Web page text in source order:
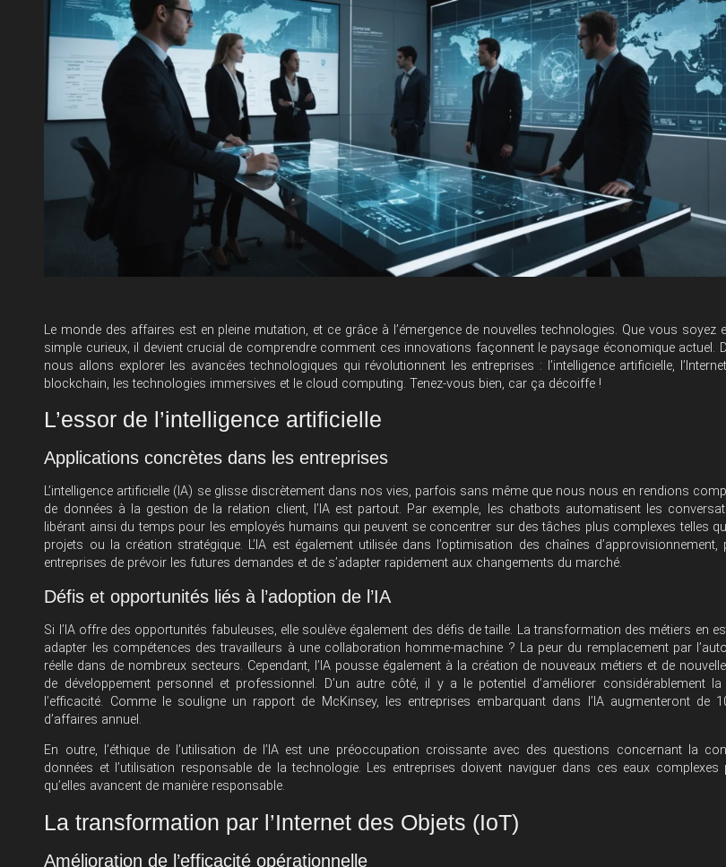
Le monde des affaires est en pleine mutation, et ce grâce à l’émergence de nouvelles technologies. Que vous soyez
simple curieux, il devient crucial de comprendre comment ces innovations façonnent le paysage économique actuel.
nous allons explorer les avancées technologiques qui révolutionnent les entreprises : l’intelligence artificielle,
blockchain, les technologies immersives et le cloud computing. Tenez-vous bien, car ça décoiffe !
L’essor de l’intelligence artificielle
Applications concrètes dans les entreprises
L’intelligence artificielle (IA) se glisse discrètement dans nos vies, parfois sans même que nous nous en rendions
de données à la gestion de la relation client, l’IA est partout. Par exemple, les chatbots automatisent les
libérant ainsi du temps pour les employés humains qui peuvent se concentrer sur des tâches plus complexes telles
projets ou la création stratégique. L’IA est également utilisée dans l’optimisation des chaînes d’approvisionnement,
entreprises de prévoir les futures demandes et de s’adapter rapidement aux changements du marché.
Défis et opportunités liés à l’adoption de l’IA
Si l’IA offre des opportunités fabuleuses, elle soulève également des défis de taille. La transformation des métiers en
adapter les compétences des travailleurs à une collaboration homme-machine ? La peur du remplacement par
réelle dans de nombreux secteurs. Cependant, l’IA pousse également à la création de nouveaux métiers et de
de développement personnel et professionnel. D’un autre côté, il y a le potentiel d’améliorer considérablement
l’efficacité. Comme le souligne un rapport de McKinsey, les entreprises embarquant dans l’IA augmenteront de
d’affaires annuel.
En outre, l’éthique de l’utilisation de l’IA est une préoccupation croissante avec des questions concernant la
données et l’utilisation responsable de la technologie. Les entreprises doivent naviguer dans ces eaux complexes
qu’elles avancent de manière responsable.
La transformation par l’Internet des Objets (IoT)
Amélioration de l’efficacité opérationnelle